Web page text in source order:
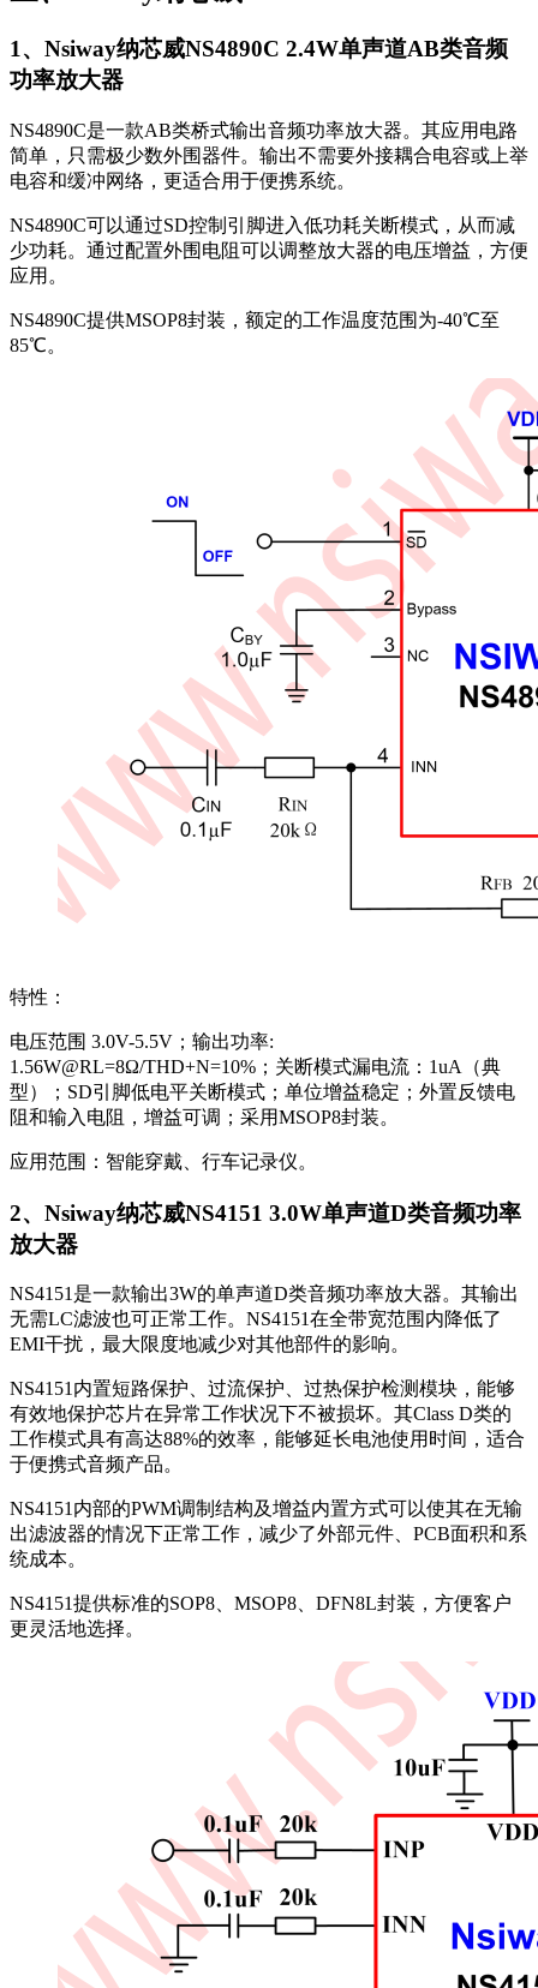
1、Nsiway纳芯威NS4890C 2.4W单声道AB类音频
功率放大器
NS4890C是一款AB类桥式输出音频功率放大器。其应用电路
简单，只需极少数外围器件。输出不需要外接耦合电容或上举
电容和缓冲网络，更适合用于便携系统。
NS4890C可以通过SD控制引脚进入低功耗关断模式，从而减
少功耗。通过配置外围电阻可以调整放大器的电压增益，方便
应用。
NS4890C提供MSOP8封装，额定的工作温度范围为-40℃至
85℃。
特性：
电压范围 3.0V-5.5V；输出功率:
1.56W@RL=8Ω/THD+N=10%；关断模式漏电流：1uA（典
型）；SD引脚低电平关断模式；单位增益稳定；外置反馈电
阻和输入电阻，增益可调；采用MSOP8封装。
应用范围：智能穿戴、行车记录仪。
2、Nsiway纳芯威NS4151 3.0W单声道D类音频功率
放大器
NS4151是一款输出3W的单声道D类音频功率放大器。其输出
无需LC滤波也可正常工作。NS4151在全带宽范围内降低了
EMI干扰，最大限度地减少对其他部件的影响。
NS4151内置短路保护、过流保护、过热保护检测模块，能够
有效地保护芯片在异常工作状况下不被损坏。其Class D类的
工作模式具有高达88%的效率，能够延长电池使用时间，适合
于便携式音频产品。
NS4151内部的PWM调制结构及增益内置方式可以使其在无输
出滤波器的情况下正常工作，减少了外部元件、PCB面积和系
统成本。
NS4151提供标准的SOP8、MSOP8、DFN8L封装，方便客户
更灵活地选择。